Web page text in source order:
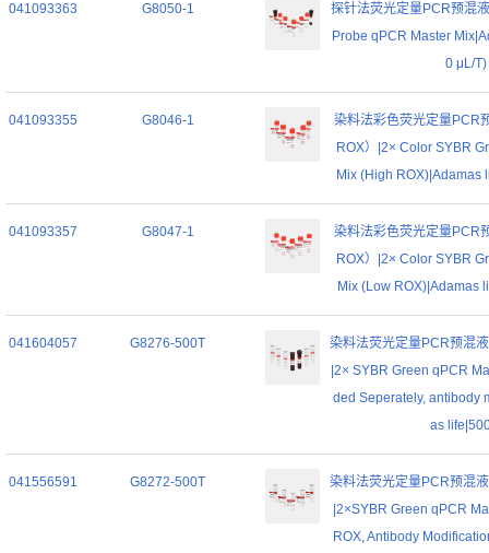
041093363 G8050-1
探针法荧光定量PCR预混
Probe qPCR Master
0 μL/T)
041093355 G8046-1
染料法彩色荧光定量PCR
ROX）|2× Color SYBR
Mix (High ROX)|Adamas
041093357 G8047-1
染料法彩色荧光定量PCR
ROX）|2× Color SYBR
Mix (Low ROX)|Adamas
041604057 G8276-500T
染料法荧光定量PCR预混
|2× SYBR Green qPCR
ded Seperately, antibody
as
041556591 G8272-500T
染料法荧光定量PCR预混
|2×SYBR Green qPCR
ROX, Antibody